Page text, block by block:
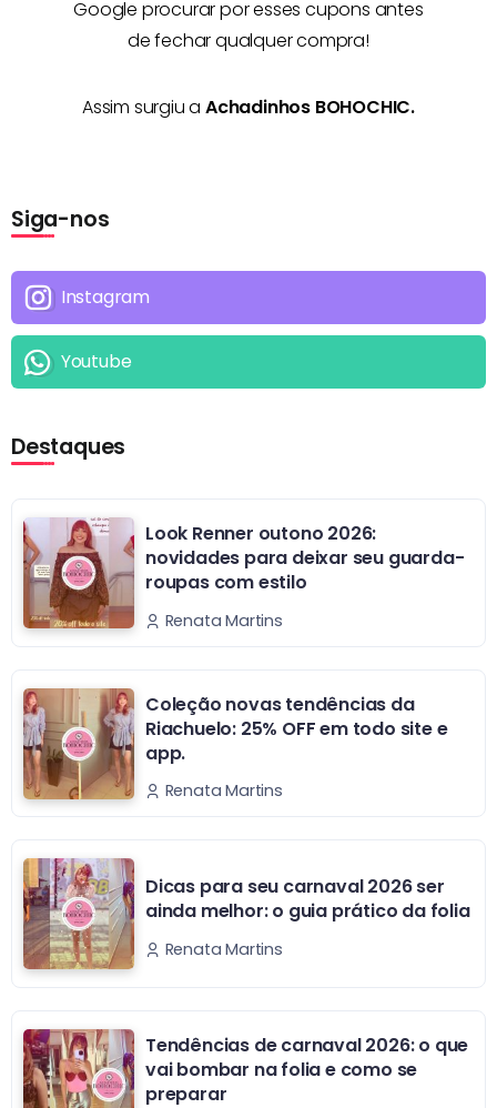
Google procurar por esses cupons antes
de fechar qualquer compra!
Assim surgiu a Achadinhos BOHOCHIC.
Siga-nos
Instagram
Youtube
Destaques
Look Renner outono 2026:
novidades para deixar seu guarda-
roupas com estilo
Renata Martins
Coleção novas tendências da
Riachuelo: 25% OFF em todo site e
app.
Renata Martins
Dicas para seu carnaval 2026 ser
ainda melhor: o guia prático da folia
Renata Martins
Tendências de carnaval 2026: o que
vai bombar na folia e como se
preparar